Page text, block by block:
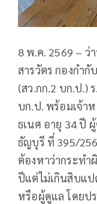
8 พ.ค. 2569 –
สารวัตร กองกำกั
(สว.กก.2 บก.ป.)
บก.ป. พร้อมเจ้า
ธเนศ อายุ 34 ปี
ธัญบุรี ที่ 395/
ต้องหาว่ากระทำ
ปีแต่ไม่เกินสิบแป
หรือผู้ดูแล โดยป